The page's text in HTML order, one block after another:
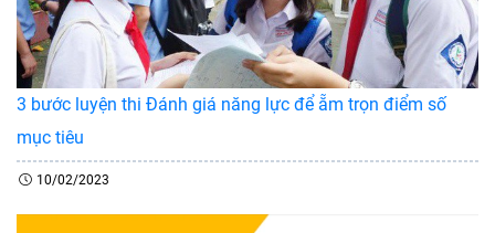
3 bước luyện thi Đánh giá năng lực để ẵm trọn điểm số
mục tiêu
10/02/2023